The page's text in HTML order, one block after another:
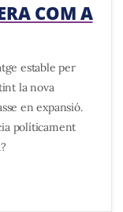
COM A
estable per
la nova
en expansió.
políticament